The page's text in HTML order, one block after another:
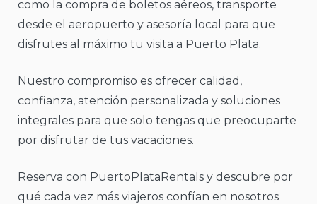
como la compra de boletos aéreos, transporte
desde el aeropuerto y asesoría local para que
disfrutes al máximo tu visita a Puerto Plata.
Nuestro compromiso es ofrecer calidad,
confianza, atención personalizada y soluciones
integrales para que solo tengas que preocuparte
por disfrutar de tus vacaciones.
Reserva con PuertoPlataRentals y descubre por
qué cada vez más viajeros confían en nosotros